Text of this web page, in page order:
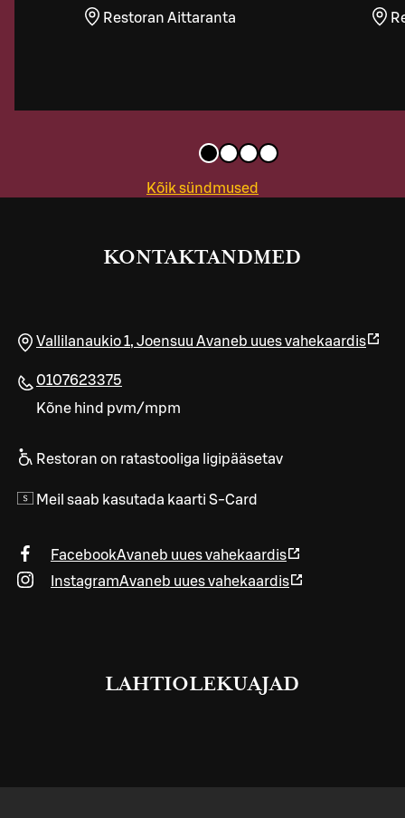
Restoran Aittaranta
Kõik sündmused
KONTAKTANDMED
Vallilanaukio 1, Joensuu Avaneb uues vahekaardis
0107623375
Kõne hind pvm/mpm
Restoran on ratastooliga ligipääsetav
Meil saab kasutada kaarti S-Card
FacebookAvaneb uues vahekaardis
InstagramAvaneb uues vahekaardis
LAHTIOLEKUAJAD